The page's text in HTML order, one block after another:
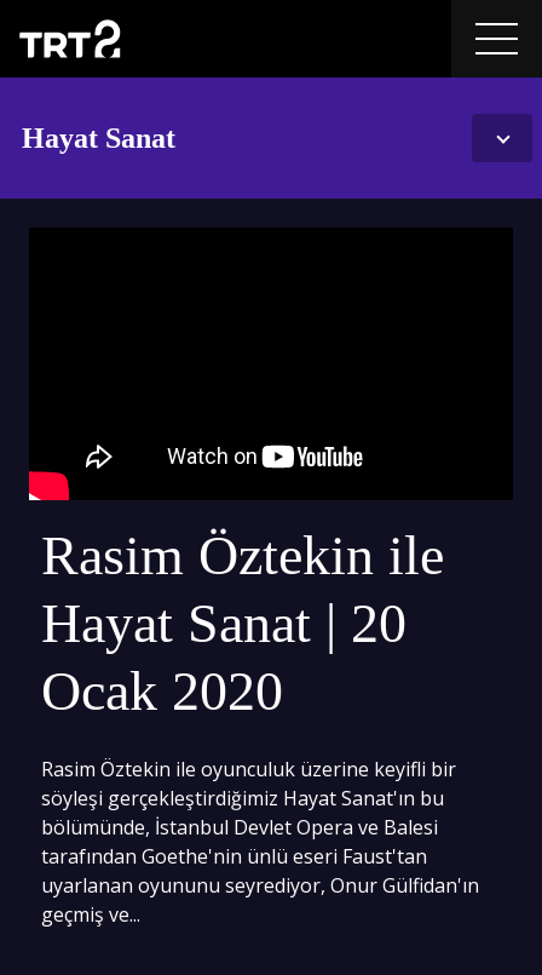
Hayat Sanat
Rasim Öztekin ile
Hayat Sanat | 20
Ocak 2020
Rasim Öztekin ile oyunculuk üzerine keyifli bir
söyleşi gerçekleştirdiğimiz Hayat Sanat'ın bu
bölümünde, İstanbul Devlet Opera ve Balesi
tarafından Goethe'nin ünlü eseri Faust'tan
uyarlanan oyununu seyrediyor, Onur Gülfidan'ın
geçmiş ve...